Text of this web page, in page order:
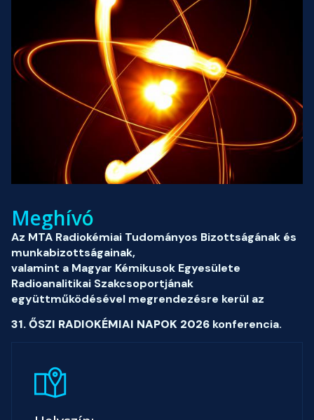
Meghívó
Az MTA Radiokémiai Tudományos Bizottságának és
munkabizottságainak,
valamint a Magyar Kémikusok Egyesülete
Radioanalitikai Szakcsoportjának
együttműködésével megrendezésre kerül az
31. ŐSZI RADIOKÉMIAI NAPOK 2026 konferencia.